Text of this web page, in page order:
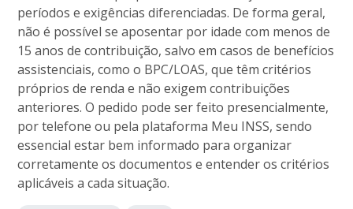
períodos e exigências diferenciadas. De forma geral,
não é possível se aposentar por idade com menos de
15 anos de contribuição, salvo em casos de benefícios
assistenciais, como o BPC/LOAS, que têm critérios
próprios de renda e não exigem contribuições
anteriores. O pedido pode ser feito presencialmente,
por telefone ou pela plataforma Meu INSS, sendo
essencial estar bem informado para organizar
corretamente os documentos e entender os critérios
aplicáveis a cada situação.